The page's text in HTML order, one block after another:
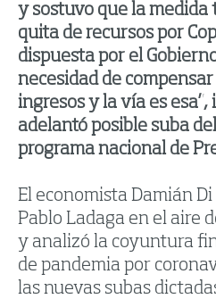
y sostuvo que la medida
quita de recursos por
dispuesta por el
necesidad de
ingresos y la vía es
adelantó posible suba
programa nacional de
El economista Damián
Pablo Ladaga en el aire
y analizó la coyuntura
de pandemia por
las nuevas subas